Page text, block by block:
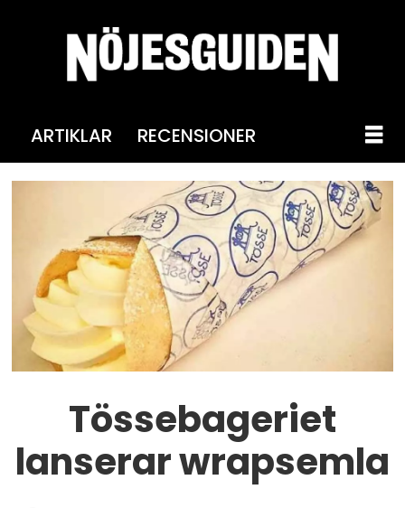
ARTIKLAR RECENSIONER
Tössebageriet
lanserar wrapsemla